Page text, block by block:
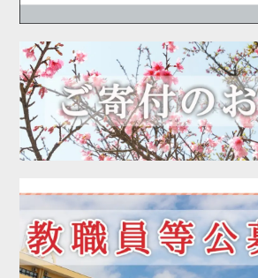
2020年06月
2020年05月
2020年04月
2020年03月
2020年02月
2020年01月
2019年11月
2019年10月
2019年09月